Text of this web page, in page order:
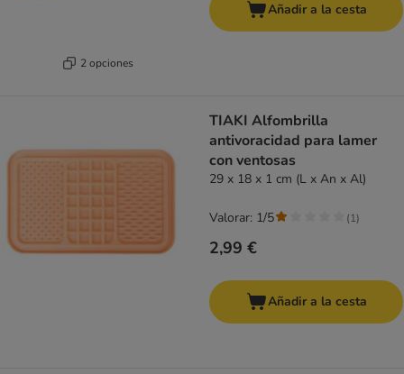
2 opciones
Añadir a la cesta
TIAKI Alfombrilla
antivoracidad para lamer
con ventosas
29 x 18 x 1 cm (L x An x Al)
2,99 €
Valorar: 1/5 (1)
Añadir a la cesta